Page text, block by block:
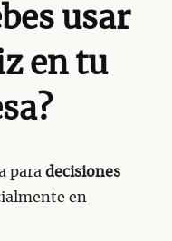
usar
en tu
para decisiones
en